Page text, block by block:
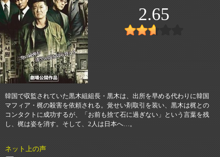
2.65
韓国で収監されていた黒木組組長・黒木は、出所を早める代わりに韓国
マフィア・梶の殺害を依頼される。覚せい剤取引を装い、黒木は梶との
コンタクトに成功するが、「お前も捨て石に過ぎない」という言葉を残
し、梶は姿を消す。そして、2人は日本へ…。
ネット上の声